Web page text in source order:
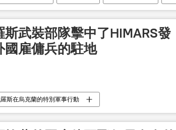
武裝部隊擊中了HIMARS發
雇傭兵的駐地
斯在烏克蘭的特別軍事行動